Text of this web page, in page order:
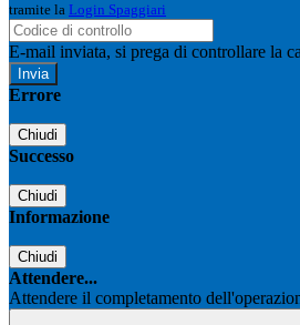
tramite la Login Spaggiari
E-mail inviata, si prega di controllare la
Errore
Chiudi
Successo
Chiudi
Informazione
Chiudi
Attendere...
Attendere il completamento